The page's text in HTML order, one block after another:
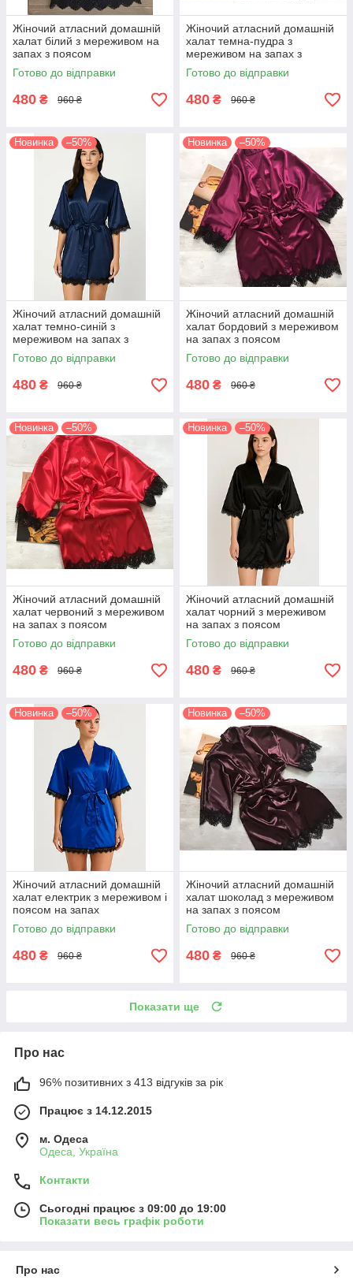
Жіночий атласний домашній
халат білий з мереживом на
запах з поясом
Готово до відправки
480 ₴ 960 ₴
Жіночий атласний домашній
халат темна-пудра з
мереживом на запах з
поясом
Готово до відправки
480 ₴ 960 ₴
Новинка –50%
Жіночий атласний домашній
халат темно-синій з
мереживом на запах з
поясом
Готово до відправки
480 ₴ 960 ₴
Новинка –50%
Жіночий атласний домашній
халат бордовий з мереживом
на запах з поясом
Готово до відправки
480 ₴ 960 ₴
Новинка –50%
Жіночий атласний домашній
халат червоний з мереживом
на запах з поясом
Готово до відправки
480 ₴ 960 ₴
Новинка –50%
Жіночий атласний домашній
халат чорний з мереживом
на запах з поясом
Готово до відправки
480 ₴ 960 ₴
Новинка –50%
Жіночий атласний домашній
халат електрик з мереживом і
поясом на запах
Готово до відправки
480 ₴ 960 ₴
Новинка –50%
Жіночий атласний домашній
халат шоколад з мереживом
на запах з поясом
Готово до відправки
480 ₴ 960 ₴
Показати ще
Про нас
96% позитивних з 413 відгуків за рік
Працює з 14.12.2015
м. Одеса
Одеса, Україна
Контакти
Сьогодні працює з 09:00 до 19:00
Показати весь графік роботи
Про нас